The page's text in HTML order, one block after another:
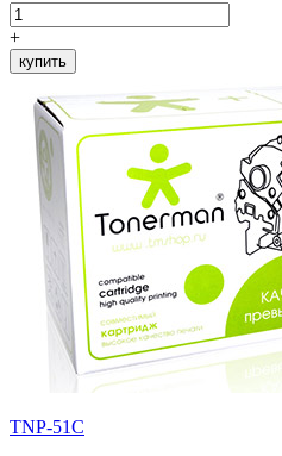
+
купить
TNP-51C